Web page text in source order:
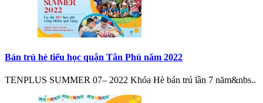
Bán trú hè tiểu học quận Tân Phú năm 2022
TENPLUS SUMMER 07– 2022 Khóa Hè bán trú lần 7 năm&nbs..